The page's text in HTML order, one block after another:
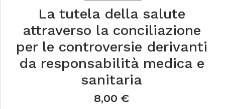
La tutela della salute
attraverso la conciliazione
per le controversie derivanti
da responsabilità medica e
sanitaria
8,00 €